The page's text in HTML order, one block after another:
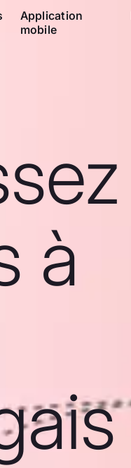
Application
mobile
à